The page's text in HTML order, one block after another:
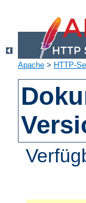
Apache > HTTP-